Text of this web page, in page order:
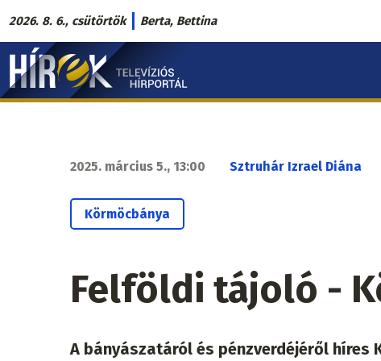
Ugrás
a
tartalomra
2026. 8. 6., csütörtök Berta, Bettina
Hírek.sk
fő
2025. március 5., 13:00 Sztruhár Izrael Diána
Körmöcbánya
Felföldi tájoló -
A bányászatáról és pénzverdéjéről híres